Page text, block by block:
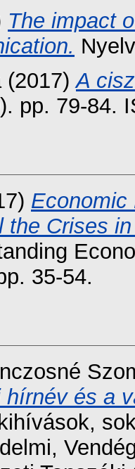
The impact
(2017)A
pp. 79-84.
Economic
the Crises
35-54.
és a